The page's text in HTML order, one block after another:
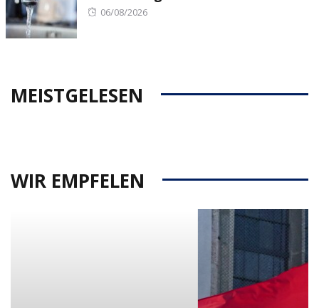
Posted
06/08/2026
MEISTGELESEN
WIR EMPFELEN